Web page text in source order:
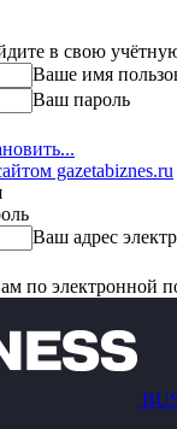
в свою
Ваше имя
Ваш пароль
gazetabiznes.ru
Ваш адрес
по электронной